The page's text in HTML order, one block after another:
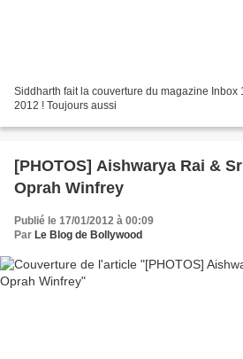
Siddharth fait la couverture du magazine Inbox
2012 ! Toujours aussi
[PHOTOS] Aishwarya Rai &
Oprah Winfrey
Publié le 17/01/2012 à 00:09
Par Le Blog de Bollywood